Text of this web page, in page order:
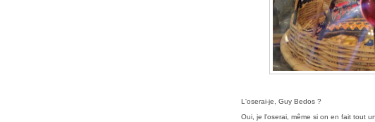
L'oserai-je, Guy Bedos ?
Oui, je l'oserai, même si on en fait tout